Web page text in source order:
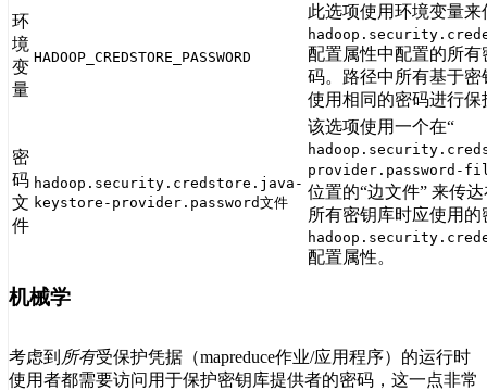
环
境
变
量
HADOOP_CREDSTORE_PASSWORD
此选项使用环境变量来
配置属性中配置的所
码。路径中所有基于
使用相同的密码进行保
密
码
文
件
hadoop.security.credstore.java-
keystore-provider.password文件
该选项使用一个在“
provider.password-
位置的“边文件” 来传
所有密钥库时应使用的
配置属性。
机械学
考虑到 所有受保护凭据（mapreduce作业/应用程序）的运行时
使用者都需要访问用于保护密钥库提供者的密码，这一点非常